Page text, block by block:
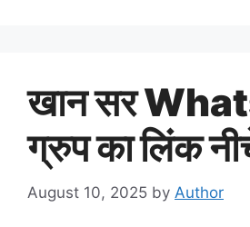
खान सर
ग्रुप का लिंक
August 10, 2025 by Author